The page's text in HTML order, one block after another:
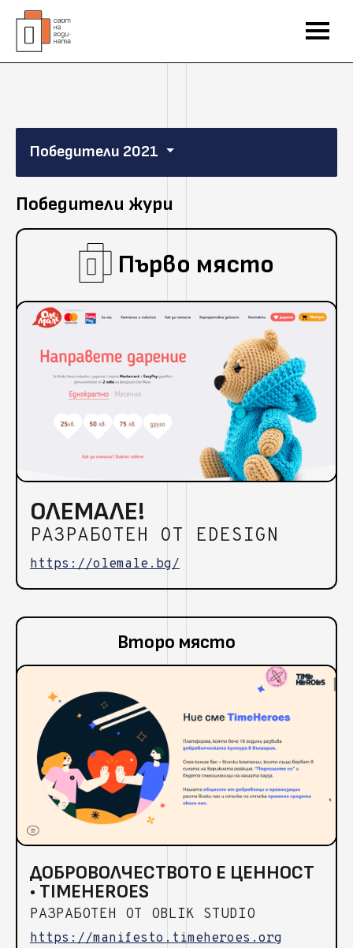
Победители 2021
Победители жури
Първо място
ОЛЕМАЛЕ!
РАЗРАБОТЕН ОТ EDESIGN
https://olemale.bg/
Второ място
ДОБРОВОЛЧЕСТВОТО Е ЦЕННОСТ
• TIMEHEROES
РАЗРАБОТЕН ОТ OBLIK STUDIO
https://manifesto.timeheroes.org